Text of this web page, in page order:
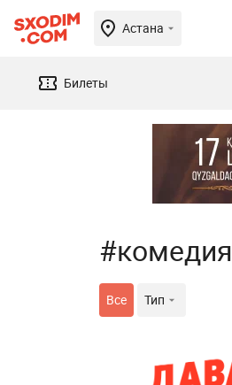
Астана
Билеты
#комедия
Все Тип